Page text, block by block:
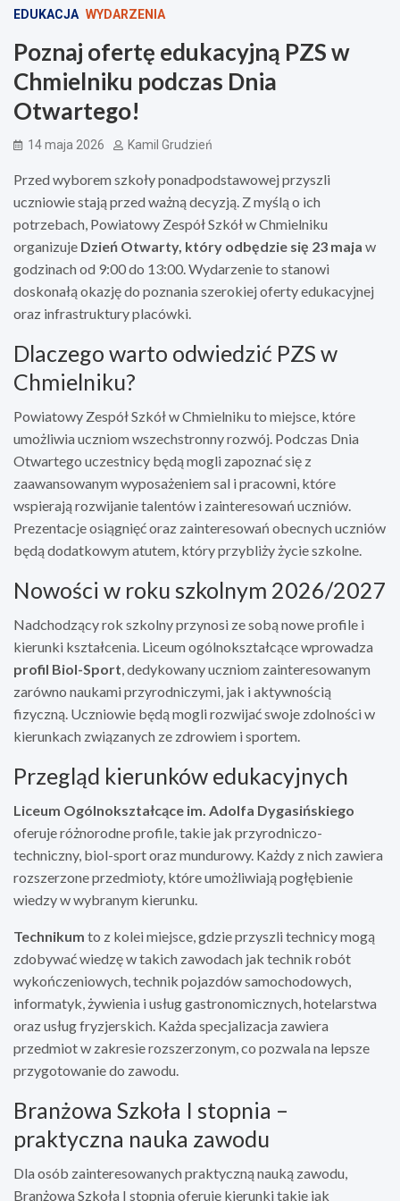
EDUKACJA WYDARZENIA
Poznaj ofertę edukacyjną PZS w
Chmielniku podczas Dnia
Otwartego!
14 maja 2026 Kamil Grudzień
Przed wyborem szkoły ponadpodstawowej przyszli
uczniowie stają przed ważną decyzją. Z myślą o ich
potrzebach, Powiatowy Zespół Szkół w Chmielniku
organizuje Dzień Otwarty, który odbędzie się 23 maja w
godzinach od 9:00 do 13:00. Wydarzenie to stanowi
doskonałą okazję do poznania szerokiej oferty edukacyjnej
oraz infrastruktury placówki.
Dlaczego warto odwiedzić PZS w
Chmielniku?
Powiatowy Zespół Szkół w Chmielniku to miejsce, które
umożliwia uczniom wszechstronny rozwój. Podczas Dnia
Otwartego uczestnicy będą mogli zapoznać się z
zaawansowanym wyposażeniem sal i pracowni, które
wspierają rozwijanie talentów i zainteresowań uczniów.
Prezentacje osiągnięć oraz zainteresowań obecnych uczniów
będą dodatkowym atutem, który przybliży życie szkolne.
Nowości w roku szkolnym 2026/2027
Nadchodzący rok szkolny przynosi ze sobą nowe profile i
kierunki kształcenia. Liceum ogólnokształcące wprowadza
profil Biol-Sport , dedykowany uczniom zainteresowanym
zarówno naukami przyrodniczymi, jak i aktywnością
fizyczną. Uczniowie będą mogli rozwijać swoje zdolności w
kierunkach związanych ze zdrowiem i sportem.
Przegląd kierunków edukacyjnych
Liceum Ogólnokształcące im. Adolfa Dygasińskiego
oferuje różnorodne profile, takie jak przyrodniczo-
techniczny, biol-sport oraz mundurowy. Każdy z nich zawiera
rozszerzone przedmioty, które umożliwiają pogłębienie
wiedzy w wybranym kierunku.
Technikum to z kolei miejsce, gdzie przyszli technicy mogą
zdobywać wiedzę w takich zawodach jak technik robót
wykończeniowych, technik pojazdów samochodowych,
informatyk, żywienia i usług gastronomicznych, hotelarstwa
oraz usług fryzjerskich. Każda specjalizacja zawiera
przedmiot w zakresie rozszerzonym, co pozwala na lepsze
przygotowanie do zawodu.
Branżowa Szkoła I stopnia –
praktyczna nauka zawodu
Dla osób zainteresowanych praktyczną nauką zawodu,
Branżowa Szkoła I stopnia oferuje kierunki takie jak